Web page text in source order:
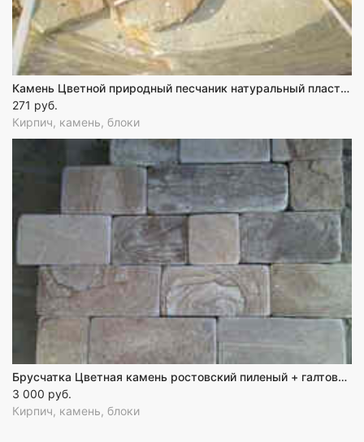
Камень Цветной природный песчаник натуральный пластушка
271 руб.
Кирпич, камень, блоки
Брусчатка Цветная камень ростовский пиленый + галтованный песчаник
3 000 руб.
Кирпич, камень, блоки